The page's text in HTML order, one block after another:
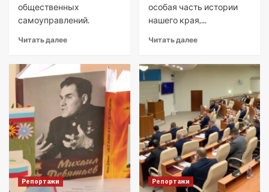
общественных
самоуправлений.
Читать далее
особая часть истории
нашего края,...
Читать далее
Репортажи Репортажи